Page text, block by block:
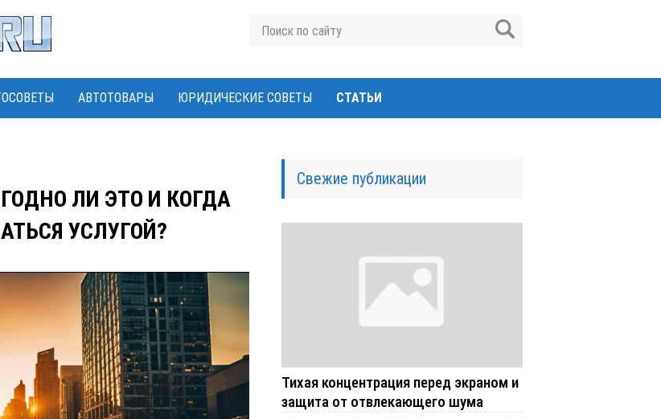
АВТОТОВАРЫ ЮРИДИЧЕСКИЕ СОВЕТЫ СТАТЬИ
ЛИ ЭТО И КОГДА
УСЛУГОЙ?
Свежие публикации
Тихая концентрация перед экраном и
защита от отвлекающего шума